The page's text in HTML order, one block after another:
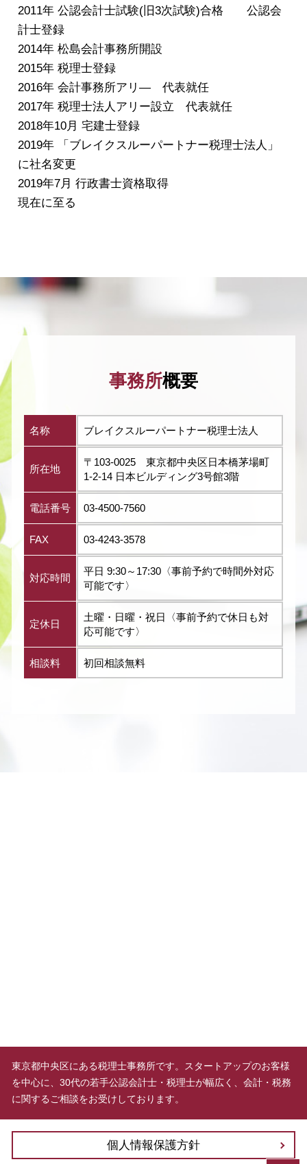
2011年 公認会計士試験(旧3次試験)合格 公認会
計士登録
2014年 松島会計事務所開設
2015年 税理士登録
2016年 会計事務所アリ― 代表就任
2017年 税理士法人アリー設立 代表就任
2018年10月 宅建士登録
2019年 「ブレイクスルーパートナー税理士法人」
に社名変更
2019年7月 行政書士資格取得
現在に至る
事務所概要
名称 ブレイクスルーパートナー税理士法人
所在地
〒103-0025 東京都中央区日本橋茅場町
1-2-14 日本ビルディング3号館3階
電話番号 03-4500-7560
FAX 03-4243-3578
対応時間
平日 9:30～17:30〈事前予約で時間外対応
可能です〉
定休日
土曜・日曜・祝日〈事前予約で休日も対
応可能です〉
相談料 初回相談無料
東京都中央区にある税理士事務所です。スタートアップのお客様
を中心に、30代の若手公認会計士・税理士が幅広く、会計・税務
に関するご相談をお受けしております。
個人情報保護方針